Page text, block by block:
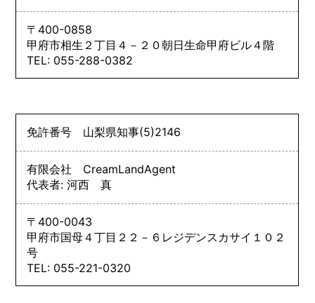
〒400-0858
甲府市相生２丁目４－２０朝日生命甲府ビル４階
TEL: 055-288-0382
免許番号 山梨県知事(5)2146
有限会社 CreamLandAgent
代表者: 河西 真
〒400-0043
甲府市国母４丁目２２－６レジデンスカサイ１０２
号
TEL: 055-221-0320